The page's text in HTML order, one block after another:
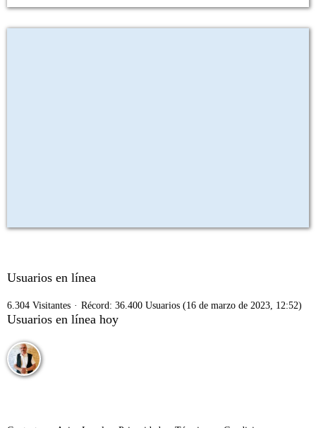
Usuarios en línea
6.304 Visitantes Récord: 36.400 Usuarios (16 de marzo de 2023, 12:52)
Usuarios en línea hoy